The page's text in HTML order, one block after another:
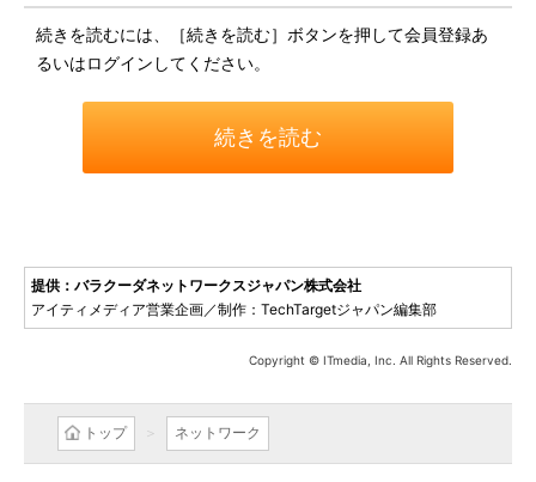
続きを読むには、［続きを読む］ボタンを押して会員登録あ
るいはログインしてください。
続きを読む
提供：バラクーダネットワークスジャパン株式会社
アイティメディア営業企画／制作：TechTargetジャパン編集部
Copyright © ITmedia, Inc. All Rights Reserved.
トップ ネットワーク